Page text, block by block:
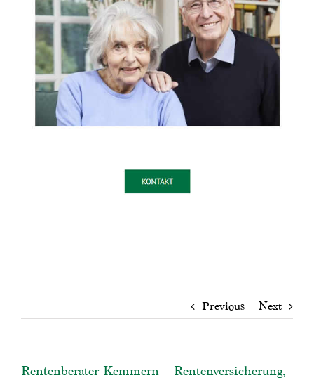
Previous Next
Rentenberater Kemmern – Rentenversicherung,